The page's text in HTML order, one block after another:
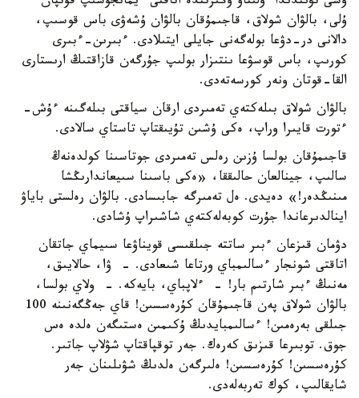
ۇلى، بالۋان شولاق، قاجىمۇقان بالۋان ۇشەۋى باس قوسىپ،
دالانى در-دۋعا بولەگەنى جايلى ايتىلادى. ءبىرىن-ءبىرى
كورىپ، باس قوسۋعا ىنتىزار بولىپ جۇرگەن قازاقتىڭ ارىستارى
القا-قوتان ونەر كورسەتەدى.
بالۋان شولاق بىلەكتەي تەمىردى ارقان سياقتى بىلەگىنە ءۇش-
ءتورت قايىرا وراپ، ەكى ۇشىن تۇيىقتاپ تاستاي سالادى.
قاجىمۇقان بولسا ۇزىن رەلس تەمىردى جوتاسىنا كولدەنەڭ
سالىپ، جينالعان حالىققا، «ەكى باسىنا سىيعاندارىڭشا
مىنىڭدەر!» دەيدى. ەل تەمىرگە جابىسادى. بالۋان رەلستى باياۋ
اينالدىرعاندا جۇرت كوبەلەكتەي شاشىراپ ۇشادى.
دۋمان قىزعان ءبىر ساتتە جىلقىسى قويناۋعا سىيماي جاتقان
اتاقتى شونجار ءسالىمباي ورتاعا شىعادى. - ۋا، حالايىق،
مەنىڭ ءبىر شارتىم بار! - ءلاپباي، بايەكە. - ولاي بولسا،
بالۋان شولاق پەن قاجىمۇقان كۇرەسسىن! قاي جەڭگەنىنە 100
جىلقى بەرەمىن! ءسالىمبايدىڭ ۇكىمىن ەستىگەن ەلدە ەس
جوق. توبىرعا قىزىق كەرەك. جەر توقپاقتاپ شۋلاپ جاتىر.
كۇرەسسىن! كۇرەسسىن! ەلىرگەن ەلدىڭ شۋىلىنان جەر
شايقالىپ، كوك تەربەلەدى.